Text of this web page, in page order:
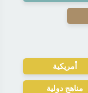
أمريكية
مناهج دولية